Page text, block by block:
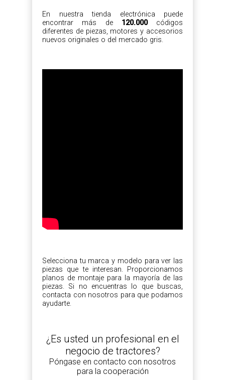
En nuestra tienda electrónica puede
encontrar más de 120.000códigos
diferentes de piezas, motores y accesorios
nuevos originales o del mercado gris.
Selecciona tu marca y modelo para ver las
piezas que te interesan. Proporcionamos
planos de montaje para la mayoría de las
piezas. Si no encuentras lo que buscas,
contacta con nosotros para que podamos
ayudarte.
¿Es usted un profesional en el
negocio de tractores?
Póngase en contacto con nosotros
para la cooperación